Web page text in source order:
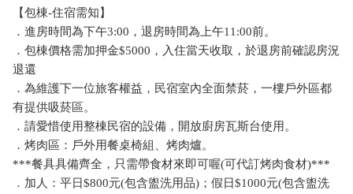
【包棟-住宿需知】
．進房時間為下午3:00，退房時間為上午11:00前。
．包棟價格需加押金$5000，入住當天收取，於退房前確認房況
退還
．為維護下一位旅客權益，民宿室內全面禁菸，一樓戶外區都
有提供吸菸區。
．請愛惜使用整棟民宿的設備，開放廚房瓦斯台使用。
．烤肉區：戶外用餐桌椅組、烤肉爐。
***餐具具備齊全，只需帶食材來即可喔(可代訂烤肉食材)***
．加人：平日$800元(包含盥洗用品)；假日$1000元(包含盥洗